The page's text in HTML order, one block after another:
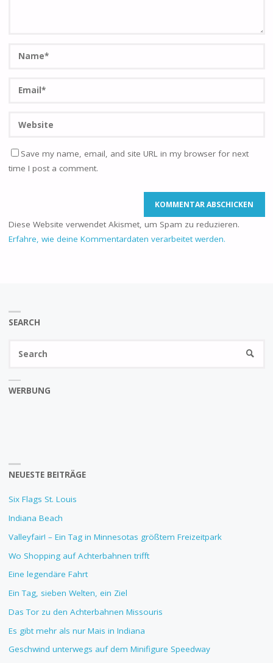
Save my name, email, and site URL in my browser for next
time I post a comment.
Diese Website verwendet Akismet, um Spam zu reduzieren.
Erfahre, wie deine Kommentardaten verarbeitet werden.
SEARCH
WERBUNG
NEUESTE BEITRÄGE
Six Flags St. Louis
Indiana Beach
Valleyfair! – Ein Tag in Minnesotas größtem Freizeitpark
Wo Shopping auf Achterbahnen trifft
Eine legendäre Fahrt
Ein Tag, sieben Welten, ein Ziel
Das Tor zu den Achterbahnen Missouris
Es gibt mehr als nur Mais in Indiana
Geschwind unterwegs auf dem Minifigure Speedway